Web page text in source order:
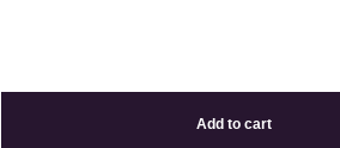
Add to cart